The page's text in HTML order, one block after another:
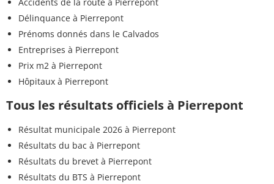
Accidents de la route à Pierrepont
Délinquance à Pierrepont
Prénoms donnés dans le Calvados
Entreprises à Pierrepont
Prix m2 à Pierrepont
Hôpitaux à Pierrepont
Tous les résultats officiels à Pierrepont
Résultat municipale 2026 à Pierrepont
Résultats du bac à Pierrepont
Résultats du brevet à Pierrepont
Résultats du BTS à Pierrepont